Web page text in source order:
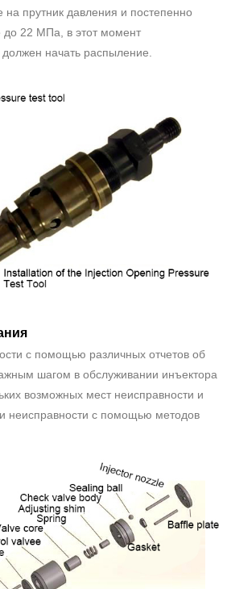
прутник давления и постепенно
до 22 МПа, в этот момент
начать распыление.
с помощью различных отчетов об
шагом в обслуживании инъектора
возможных мест неисправности и
неисправности с помощью методов